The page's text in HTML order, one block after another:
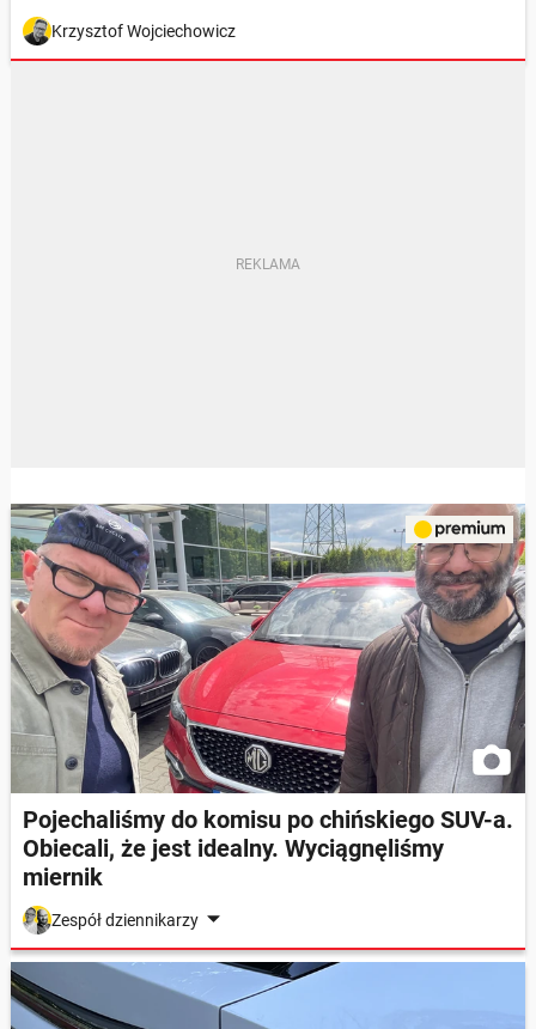
Krzysztof Wojciechowicz
Pojechaliśmy do komisu po chińskiego SUV-a.
Obiecali, że jest idealny. Wyciągnęliśmy
miernik
Zespół dziennikarzy